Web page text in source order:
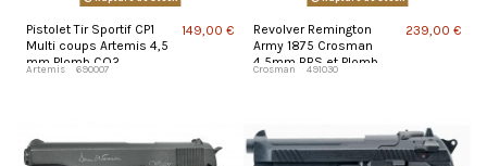
Pistolet Tir Sportif CP1
Multi coups Artemis 4,5
mm Plomb CO2
Artemis 690007
149,00 €
Revolver Remington
Army 1875 Crosman
4,5mm BBS et Plomb
Crosman 491030
239,00 €